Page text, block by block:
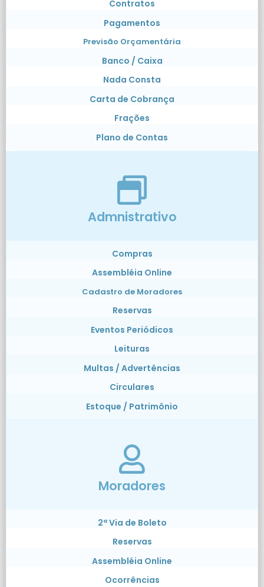
Contratos
Pagamentos
Previsão Orçamentária
Banco / Caixa
Nada Consta
Carta de Cobrança
Frações
Plano de Contas
Admnistrativo
Compras
Assembléia Online
Cadastro de Moradores
Reservas
Eventos Periódicos
Leituras
Multas / Advertências
Circulares
Estoque / Patrimônio
Moradores
2ª Via de Boleto
Reservas
Assembléia Online
Ocorrências